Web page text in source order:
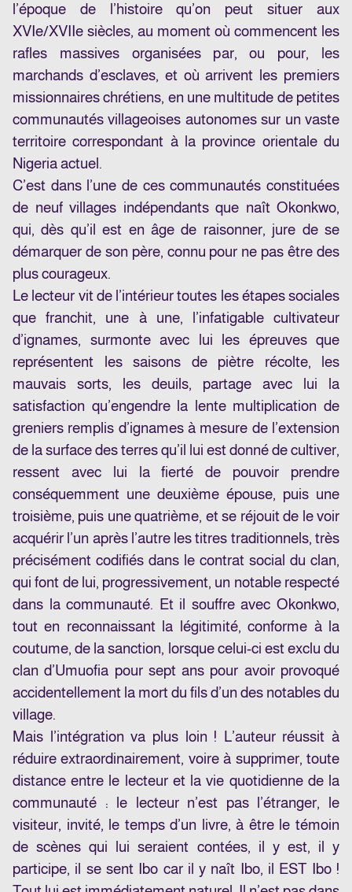
l’époque de l’histoire qu’on peut situer aux
XVIe/XVIIe siècles, au moment où commencent les
rafles massives organisées par, ou pour, les
marchands d’esclaves, et où arrivent les premiers
missionnaires chrétiens, en une multitude de petites
communautés villageoises autonomes sur un vaste
territoire correspondant à la province orientale du
Nigeria actuel.
C’est dans l’une de ces communautés constituées
de neuf villages indépendants que naît Okonkwo,
qui, dès qu’il est en âge de raisonner, jure de se
démarquer de son père, connu pour ne pas être des
plus courageux.
Le lecteur vit de l’intérieur toutes les étapes sociales
que franchit, une à une, l’infatigable cultivateur
d’ignames, surmonte avec lui les épreuves que
représentent les saisons de piètre récolte, les
mauvais sorts, les deuils, partage avec lui la
satisfaction qu’engendre la lente multiplication de
greniers remplis d’ignames à mesure de l’extension
de la surface des terres qu’il lui est donné de cultiver,
ressent avec lui la fierté de pouvoir prendre
conséquemment une deuxième épouse, puis une
troisième, puis une quatrième, et se réjouit de le voir
acquérir l’un après l’autre les titres traditionnels, très
précisément codifiés dans le contrat social du clan,
qui font de lui, progressivement, un notable respecté
dans la communauté. Et il souffre avec Okonkwo,
tout en reconnaissant la légitimité, conforme à la
coutume, de la sanction, lorsque celui-ci est exclu du
clan d’Umuofia pour sept ans pour avoir provoqué
accidentellement la mort du fils d’un des notables du
village.
Mais l’intégration va plus loin ! L’auteur réussit à
réduire extraordinairement, voire à supprimer, toute
distance entre le lecteur et la vie quotidienne de la
communauté : le lecteur n’est pas l’étranger, le
visiteur, invité, le temps d’un livre, à être le témoin
de scènes qui lui seraient contées, il y est, il y
participe, il se sent Ibo car il y naît Ibo, il EST Ibo !